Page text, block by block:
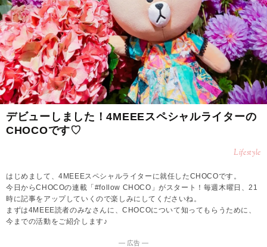
デビューしました！4MEEEスペシャルライターの
CHOCOです♡
Lifestyle
はじめまして、4MEEEスペシャルライターに就任したCHOCOです。
今日からCHOCOの連載「#follow CHOCO」がスタート！毎週木曜日、21
時に記事をアップしていくので楽しみにしてくださいね。
まずは4MEEE読者のみなさんに、CHOCOについて知ってもらうために、
今までの活動をご紹介します♪
― 広告 ―